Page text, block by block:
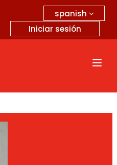
spanish
Iniciar sesión